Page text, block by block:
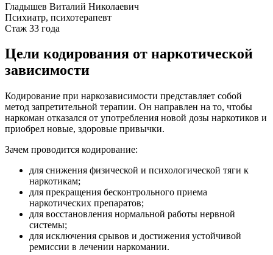
Гладышев Виталий Николаевич
Психиатр, психотерапевт
Стаж 33 года
Цели кодирования от наркотической
зависимости
Кодирование при наркозависимости представляет собой
метод запретительной терапии. Он направлен на то, чтобы
наркоман отказался от употребления новой дозы наркотиков и
приобрел новые, здоровые привычки.
Зачем проводится кодирование:
для снижения физической и психологической тяги к
наркотикам;
для прекращения бесконтрольного приема
наркотических препаратов;
для восстановления нормальной работы нервной
системы;
для исключения срывов и достижения устойчивой
ремиссии в лечении наркомании.